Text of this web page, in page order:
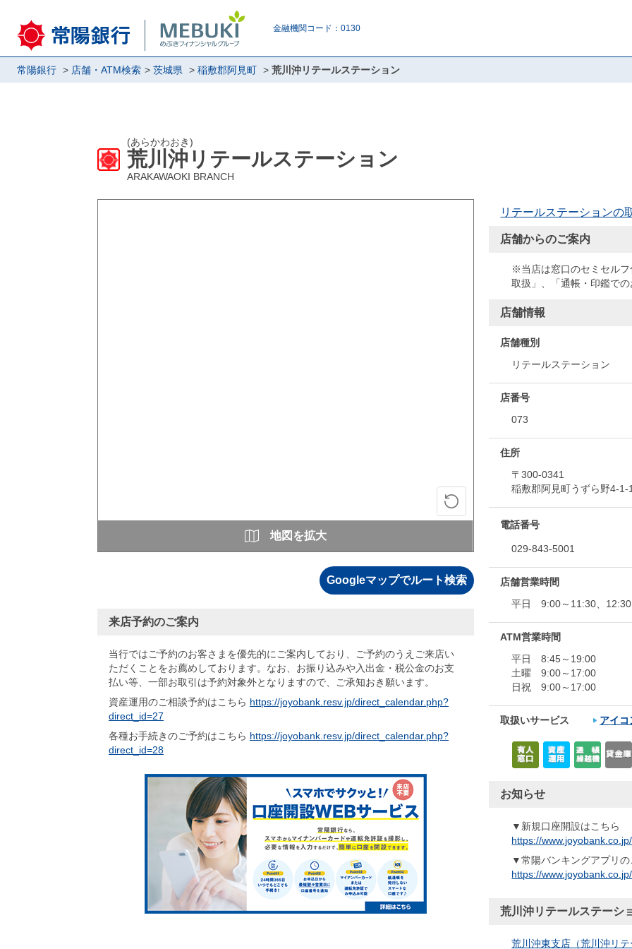
金融機関コード：0130
常陽銀行 店舗・ATM検索 茨城県 稲敷郡阿見町 荒川沖リテールステーション
(あらかわおき)
荒川沖リテールステーション
ARAKAWAOKI BRANCH
地図を拡大
Googleマップでルート検索
来店予約のご案内
当行ではご予約のお客さまを優先的にご案内しており、ご予約のうえご来店い
ただくことをお薦めしております。なお、お振り込みや入出金・税公金のお支
払い等、一部お取引は予約対象外となりますので、ご承知おき願います。
資産運用のご相談予約はこちら https://joyobank.resv.jp/direct_calendar.php?
direct_id=27
各種お手続きのご予約はこちら https://joyobank.resv.jp/direct_calendar.php?
direct_id=28
リテールステーションの
店舗からのご案内
※当店は窓口のセミセル
取扱」、「通帳・印鑑で
店舗情報
店舗種別
リテールステーション
店番号
073
住所
〒300-0341
稲敷郡阿見町うずら野4-1-
電話番号
029-843-5001
店舗営業時間
平日 9:00～11:30、
ATM営業時間
平日 8:45～19:00
土曜 9:00～17:00
日祝 9:00～17:00
取扱いサービス アイコ
お知らせ
▼新規口座開設はこちら
https://
▼常陽バンキングアプリの
https://
荒川沖リテールステーシ
荒川沖東支店（荒川沖リ